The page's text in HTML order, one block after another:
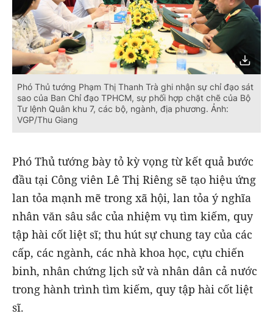
Phó Thủ tướng Phạm Thị Thanh Trà ghi nhận sự chỉ đạo sát
sao của Ban Chỉ đạo TPHCM, sự phối hợp chặt chẽ của Bộ
Tư lệnh Quân khu 7, các bộ, ngành, địa phương. Ảnh:
VGP/Thu Giang
Phó Thủ tướng bày tỏ kỳ vọng từ kết quả bước
đầu tại Công viên Lê Thị Riêng sẽ tạo hiệu ứng
lan tỏa mạnh mẽ trong xã hội, lan tỏa ý nghĩa
nhân văn sâu sắc của nhiệm vụ tìm kiếm, quy
tập hài cốt liệt sĩ; thu hút sự chung tay của các
cấp, các ngành, các nhà khoa học, cựu chiến
binh, nhân chứng lịch sử và nhân dân cả nước
trong hành trình tìm kiếm, quy tập hài cốt liệt
sĩ.